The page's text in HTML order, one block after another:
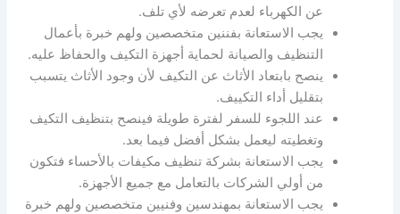
عن الكهرباء لعدم تعرضه لأي تلف.
يجب الاستعانة بفننين متخصصين ولهم خبرة بأعمال
التنظيف والصيانة لحماية أجهزة التكيف والحفاظ عليه.
ينصح بابتعاد الأثاث عن التكيف لأن وجود الأثاث يتسبب
بتقليل أداء التكييف.
عند اللجوء للسفر لفترة طويلة فينصح بتنظيف التكيف
وتغطيته ليعمل بشكل أفضل فيما بعد.
يجب الاستعانة بشركة تنظيف مكيفات بالأحساء فتكون
من أولي الشركات بالتعامل مع جميع الأجهزة.
يجب الاستعانة بمهندسين وفنيين متخصصين ولهم خبرة